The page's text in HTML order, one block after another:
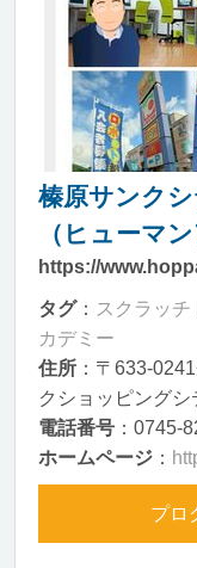
榛原サンク
（ヒューマ
https://
タグ： スクラッチ
カデミー
住所 ：〒633-
クショッピングシ
電話番号 ：0745-
ホームページ ：
プロ